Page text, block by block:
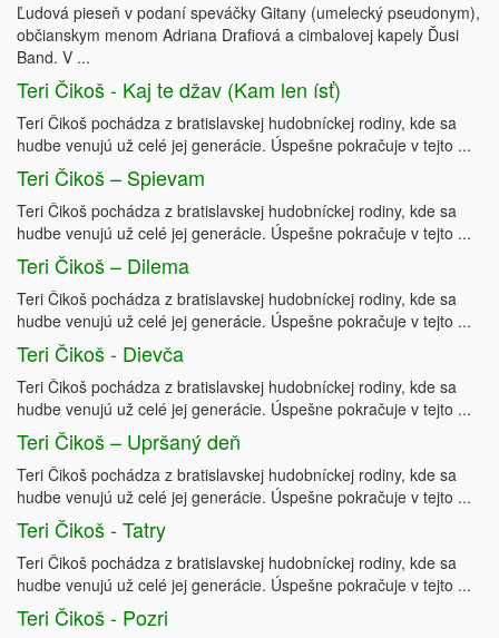
Ľudová pieseň v podaní speváčky Gitany (umelecký pseudonym),
občianskym menom Adriana Drafiová a cimbalovej kapely Ďusi
Band. V ...
Teri Čikoš - Kaj te džav (Kam len ísť)
Teri Čikoš pochádza z bratislavskej hudobníckej rodiny, kde sa
hudbe venujú už celé jej generácie. Úspešne pokračuje v tejto ...
Teri Čikoš – Spievam
Teri Čikoš pochádza z bratislavskej hudobníckej rodiny, kde sa
hudbe venujú už celé jej generácie. Úspešne pokračuje v tejto ...
Teri Čikoš – Dilema
Teri Čikoš pochádza z bratislavskej hudobníckej rodiny, kde sa
hudbe venujú už celé jej generácie. Úspešne pokračuje v tejto ...
Teri Čikoš - Dievča
Teri Čikoš pochádza z bratislavskej hudobníckej rodiny, kde sa
hudbe venujú už celé jej generácie. Úspešne pokračuje v tejto ...
Teri Čikoš – Upršaný deň
Teri Čikoš pochádza z bratislavskej hudobníckej rodiny, kde sa
hudbe venujú už celé jej generácie. Úspešne pokračuje v tejto ...
Teri Čikoš - Tatry
Teri Čikoš pochádza z bratislavskej hudobníckej rodiny, kde sa
hudbe venujú už celé jej generácie. Úspešne pokračuje v tejto ...
Teri Čikoš - Pozri